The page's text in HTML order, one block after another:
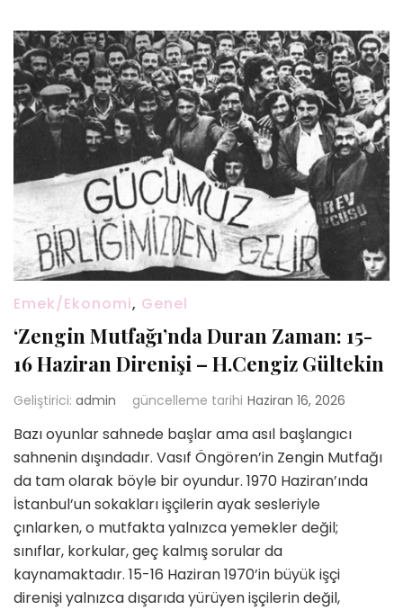
Emek/Ekonomi, Genel
‘Zengin Mutfağı’nda Duran Zaman: 15-
16 Haziran Direnişi – H.Cengiz Gültekin
Geliştirici: admin güncelleme tarihi Haziran 16, 2026
Bazı oyunlar sahnede başlar ama asıl başlangıcı
sahnenin dışındadır. Vasıf Öngören’in Zengin Mutfağı
da tam olarak böyle bir oyundur. 1970 Haziran’ında
İstanbul’un sokakları işçilerin ayak sesleriyle
çınlarken, o mutfakta yalnızca yemekler değil;
sınıflar, korkular, geç kalmış sorular da
kaynamaktadır. 15-16 Haziran 1970’in büyük işçi
direnişi yalnızca dışarıda yürüyen işçilerin değil,